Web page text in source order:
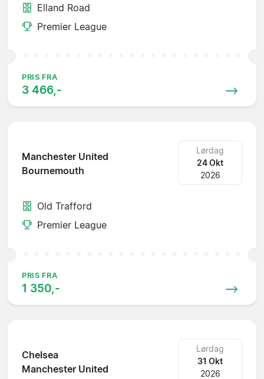
Elland Road
Premier League
PRIS FRA
3 466,-
Manchester United
Bournemouth
Lørdag
24 Okt
2026
Old Trafford
Premier League
PRIS FRA
1 350,-
Chelsea
Manchester United
Lørdag
31 Okt
2026